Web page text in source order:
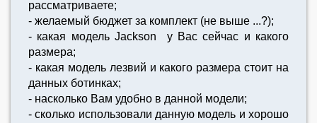
рассматриваете;
- желаемый бюджет за комплект (не выше ...?);
- какая модель Jackson у Вас сейчас и какого
размера;
- какая модель лезвий и какого размера стоит на
данных ботинках;
- насколько Вам удобно в данной модели;
- сколько использовали данную модель и хорошо